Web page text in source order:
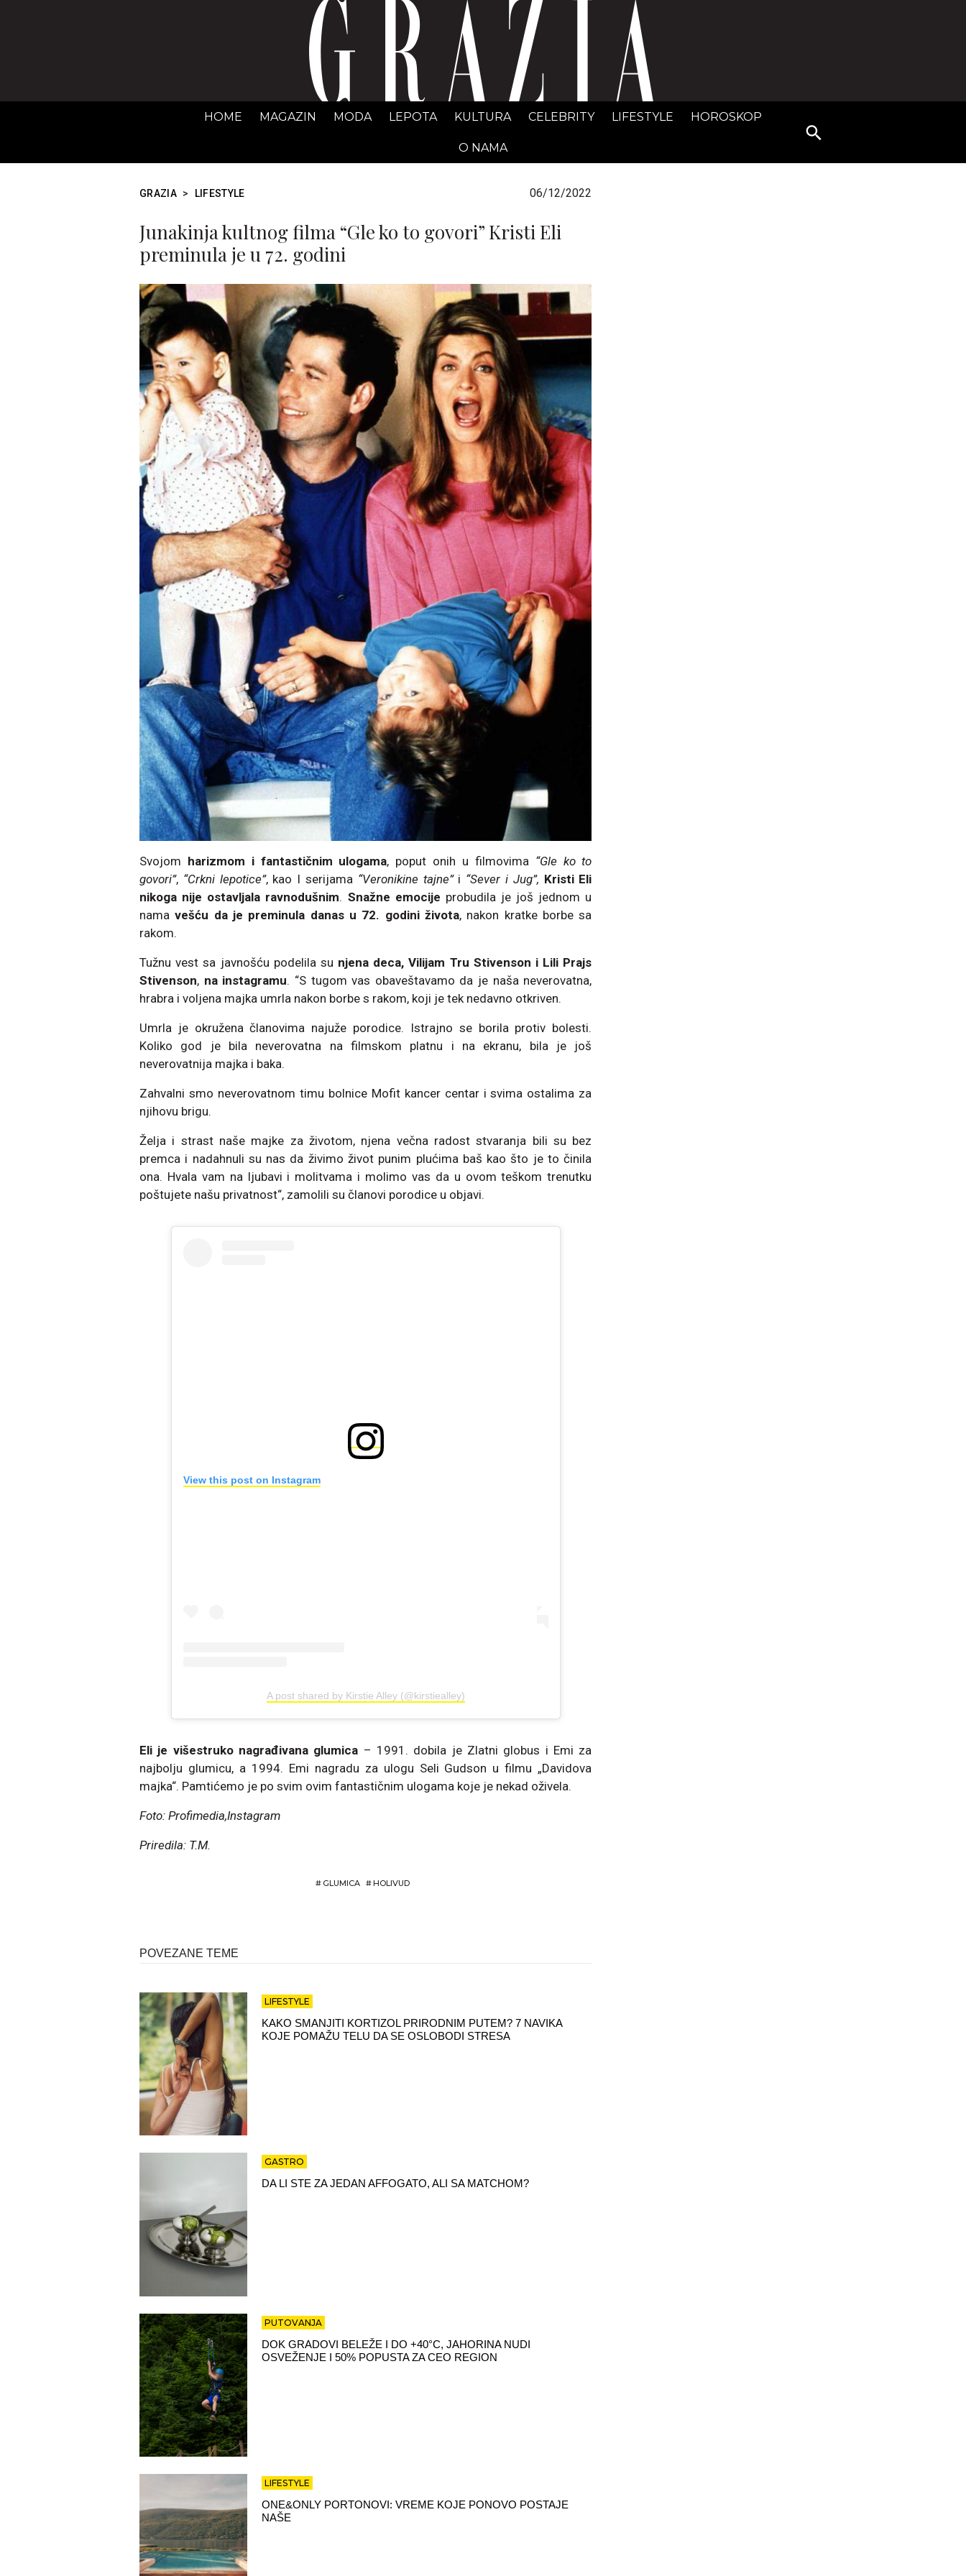
GRAZIA Srbija
HOME MAGAZIN MODA LEPOTA KULTURA CELEBRITY LIFESTYLE HOROSKOP
O NAMA
Search
for:
GRAZIA > LIFESTYLE 06/12/2022
Junakinja kultnog filma “Gle ko to govori” Kristi Eli
preminula je u 72. godini
Svojom harizmom i fantastičnim ulogama, poput onih u filmovima “Gle ko to
govori”, “Crkni lepotice”, kao I serijama “Veronikine tajne” i “Sever i Jug”, Kristi Eli
nikoga nije ostavljala ravnodušnim. Snažne emocije probudila je još jednom u
namavešću da je preminula danas u 72. godini života, nakon kratke borbe sa
rakom.
Tužnu vest sa javnošću podelila su njena deca, Vilijam Tru Stivenson i Lili Prajs
Stivenson, na instagramu. “S tugom vas obaveštavamo da je naša neverovatna,
hrabra i voljena majka umrla nakon borbe s rakom, koji je tek nedavno otkriven.
Umrla je okružena članovima najuže porodice. Istrajno se borila protiv bolesti.
Koliko god je bila neverovatna na filmskom platnu i na ekranu, bila je još
neverovatnija majka i baka.
Zahvalni smo neverovatnom timu bolnice Mofit kancer centar i svima ostalima za
njihovu brigu.
Želja i strast naše majke za životom, njena večna radost stvaranja bili su bez
premca i nadahnuli su nas da živimo život punim plućima baš kao što je to činila
ona. Hvala vam na ljubavi i molitvama i molimo vas da u ovom teškom trenutku
poštujete našu privatnost“, zamolili su članovi porodice u objavi.
View this post on Instagram
A post shared by Kirstie Alley (@kirstiealley)
Eli je višestruko nagrađivana glumica – 1991. dobila je Zlatni globus i Emi za
najbolju glumicu, a 1994. Emi nagradu za ulogu Seli Gudson u filmu „Davidova
majka“. Pamtićemo je po svim ovim fantastičnim ulogama koje je nekad oživela.
Foto: Profimedia,Instagram
Priredila: T.M.
# GLUMICA #HOLIVUD
POVEZANE TEME
LIFESTYLE
KAKO SMANJITI KORTIZOL PRIRODNIM PUTEM? 7 NAVIKA
KOJE POMAŽU TELU DA SE OSLOBODI STRESA
GASTRO
DA LI STE ZA JEDAN AFFOGATO, ALI SA MATCHOM?
PUTOVANJA
DOK GRADOVI BELEŽE I DO +40°C, JAHORINA NUDI
OSVEŽENJE I 50% POPUSTA ZA CEO REGION
LIFESTYLE
ONE&ONLY PORTONOVI: VREME KOJE PONOVO POSTAJE
NAŠE